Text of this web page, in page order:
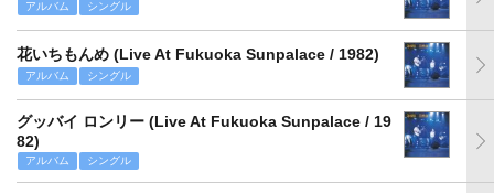
アルバム シングル
花いちもんめ (Live At Fukuoka Sunpalace / 1982)
アルバム シングル
グッバイ ロンリー (Live At Fukuoka Sunpalace / 19
82)
アルバム シングル